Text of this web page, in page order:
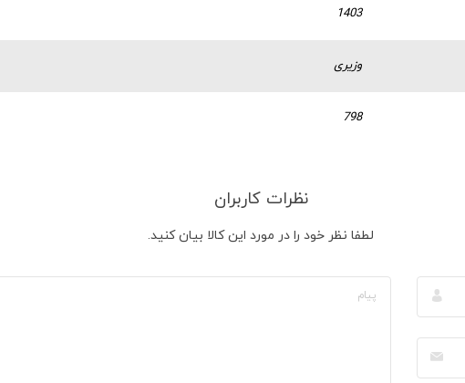
1403
وزیری
798
نظرات کاربران
لطفا نظر خود را در مورد این کالا بیان کنید.